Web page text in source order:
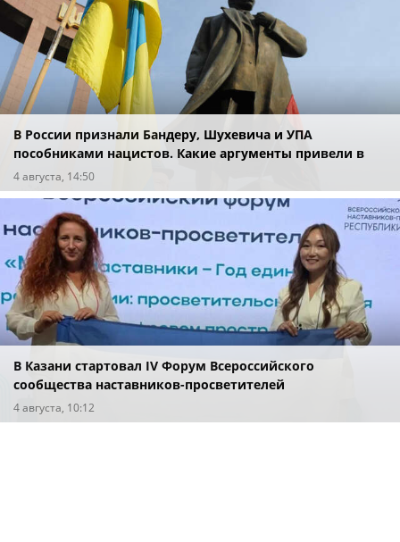
В России признали Бандеру, Шухевича и УПА
пособниками нацистов. Какие аргументы привели в
суде?
4 августа, 14:50
В Казани стартовал IV Форум Всероссийского
сообщества наставников-просветителей
4 августа, 10:12